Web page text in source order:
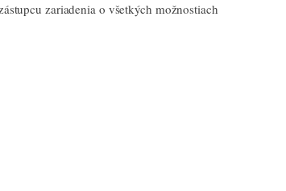
zariadenia o všetkých možnostiach